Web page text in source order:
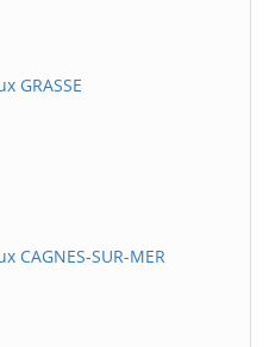
GRASSE
SUR-MER